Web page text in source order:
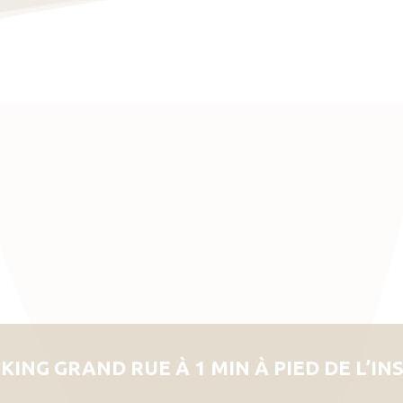
GRAND RUE À 1 MIN À PIED DE